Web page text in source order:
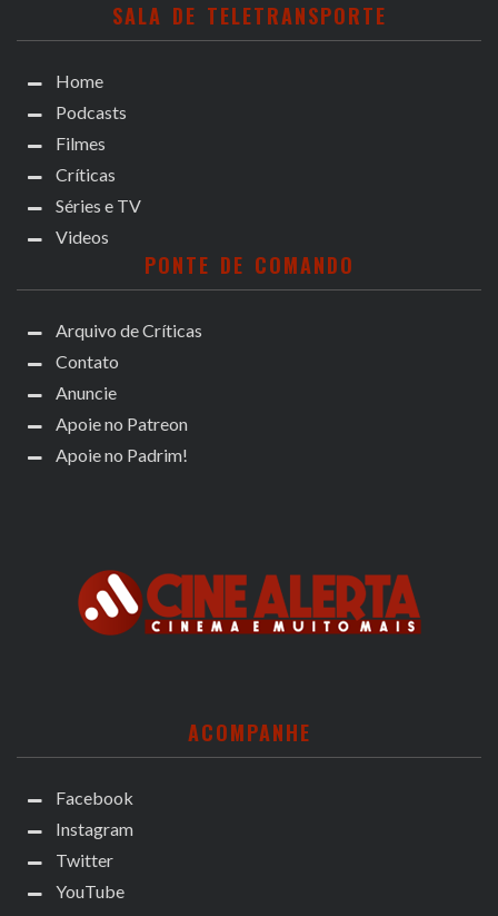
SALA DE TELETRANSPORTE
Home
Podcasts
Filmes
Críticas
Séries e TV
Videos
PONTE DE COMANDO
Arquivo de Críticas
Contato
Anuncie
Apoie no Patreon
Apoie no Padrim!
ACOMPANHE
Facebook
Instagram
Twitter
YouTube